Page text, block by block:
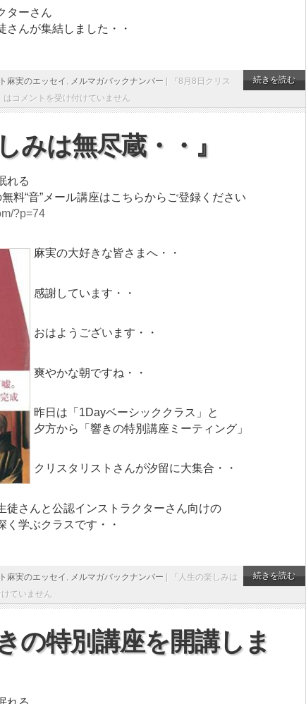
ターさん
んが集結しました・・
麻実のエッセイ , メルマガバックナンバー
『8月8日クリス
は コメントを受け付けていません
続きを読む
みは無尽蔵・・』
れる
料“音”メール講座はこちらからご登録ください
?p=74
麻実の大好きな皆さまへ・・
感謝しています・・
おはようございます・・
爽やかな朝ですね・・
昨日は「1Dayベーシッククラス」と
夕方から「響きの特別講座ミーティング」
クリスタリストさんが汐留に大集合・・
徒さんと公認インストラクターさん向けの
く学ぶクラスです・・
麻実のエッセイ , メルマガバックナンバー
『人生の楽しみは
ていません
続きを読む
の特別講座を開講しま